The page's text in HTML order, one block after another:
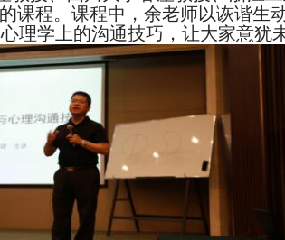
课程。课程中，余老师以诙谐生
理学上的沟通技巧，让大家意犹未